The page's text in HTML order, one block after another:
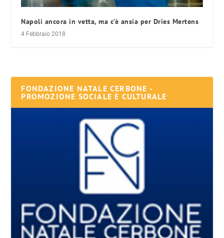
Napoli ancora in vetta, ma c’è ansia per Dries Mertens
4 Febbraio 2018
FONDAZIONE NATALE CERBONE -
PROMOZIONE SOCIALE E CULTURALE